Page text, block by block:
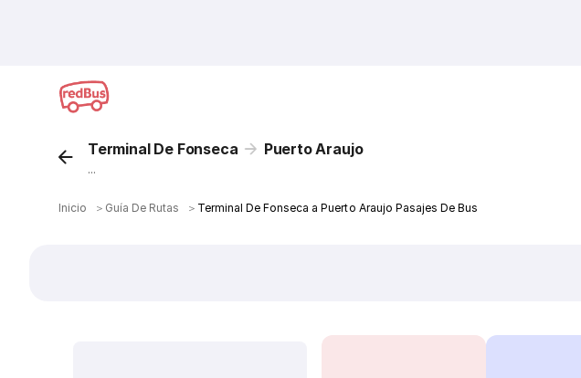
Terminal De Fonseca Puerto Araujo
...
Inicio ＞ Guía De Rutas ＞ Terminal De Fonseca a Puerto Araujo Pasajes De Bus